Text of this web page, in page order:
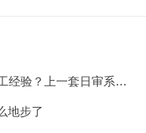
经验？上一套日审系
地步了